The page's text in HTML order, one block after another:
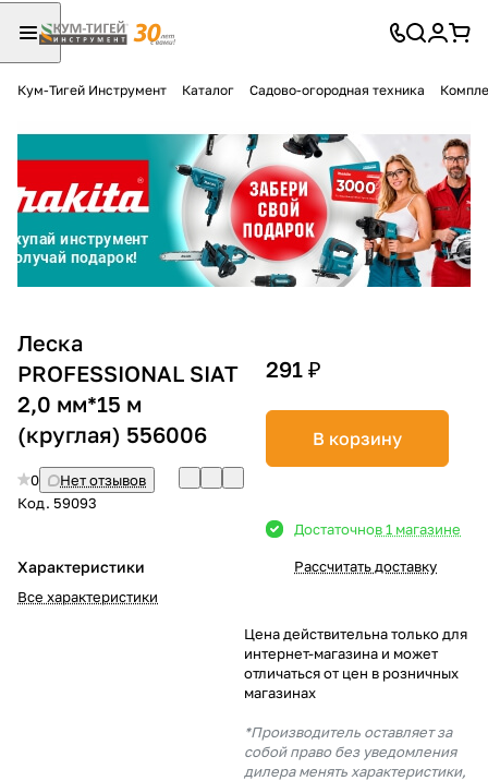
Кум-Тигей Инструмент Каталог Садово-огородная техника
Леска
PROFESSIONAL SIAT
2,0 мм*15 м
(круглая) 556006
0
Нет отзывов
Код. 59093
Характеристики
Все характеристики
291 ₽
В корзину
Достаточнов 1 магазине
Рассчитать доставку
Цена действительна только для
интернет-магазина и может
отличаться от цен в розничных
магазинах
*Производитель оставляет за
собой право без уведомления
дилера менять характеристики,
Разбейте
оплатуна части
без переплат
График платежей
Сегодня
% картой любого банка
выбранный способом